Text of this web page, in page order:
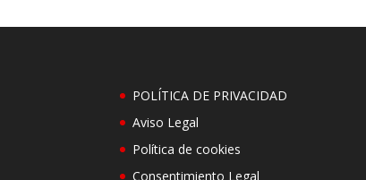
POLÍTICA DE PRIVACIDAD
Aviso Legal
Política de cookies
Consentimiento Legal